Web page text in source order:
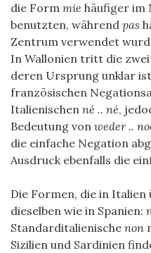
die Form mie häufiger im
benutzten, während pas
Zentrum verwendet
In Wallonien tritt die
deren Ursprung unklar
französischen
Italienischen né .. né,
Bedeutung von weder ..
die einfache Negation
Ausdruck ebenfalls die
Die Formen, die in Italien
dieselben wie in Spanien:
Standarditalienische non
Sizilien und Sardinien